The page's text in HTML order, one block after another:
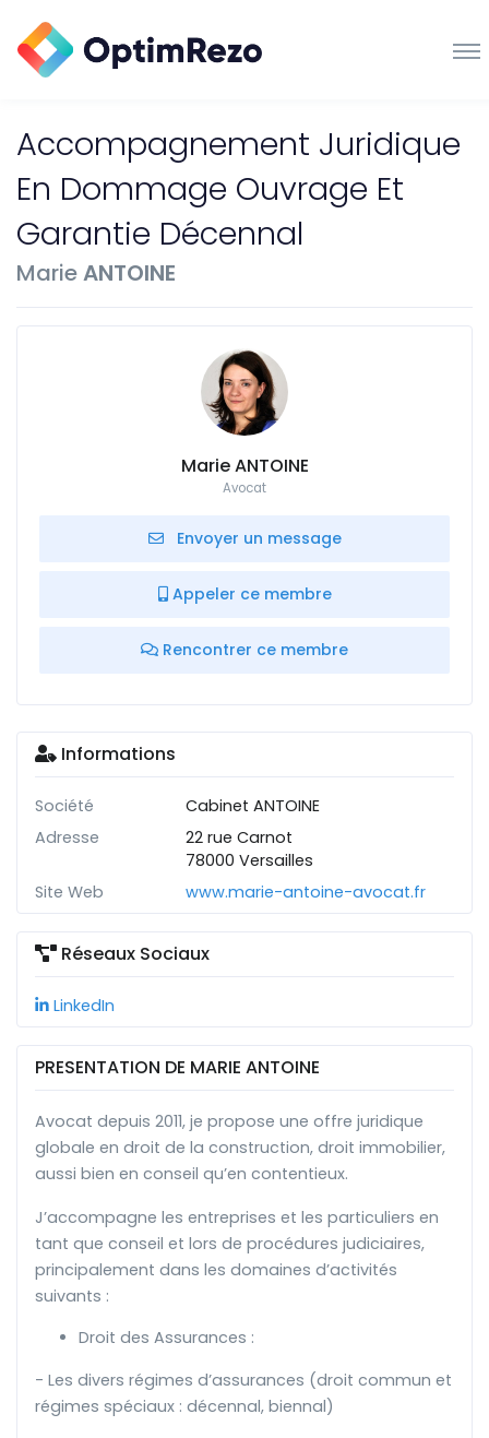
Accompagnement Juridique
En Dommage Ouvrage Et
Garantie Décennal
MarieANTOINE
Marie ANTOINE
Avocat
Envoyer un message
Appeler ce membre
Rencontrer ce membre
Informations
Société
Cabinet ANTOINE
Adresse
22 rue Carnot
78000 Versailles
Site Web
www.marie-antoine-avocat.fr
Réseaux Sociaux
LinkedIn
PRESENTATION DE MARIE ANTOINE
Avocat depuis 2011, je propose une offre juridique
globale en droit de la construction, droit immobilier,
aussi bien en conseil qu’en contentieux.
J’accompagne les entreprises et les particuliers en
tant que conseil et lors de procédures judiciaires,
principalement dans les domaines d’activités
suivants :
Droit des Assurances :
- Les divers régimes d’assurances (droit commun et
régimes spéciaux : décennal, biennal)